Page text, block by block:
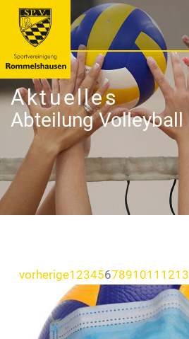
Aktuelles
Abteilung Volleyball
vorherige1 234567891011 1213